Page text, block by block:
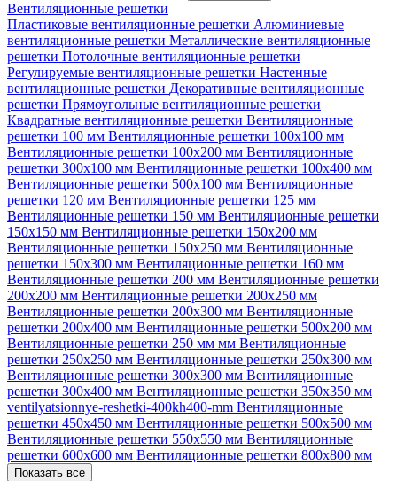
Вентиляционные решетки
Пластиковые вентиляционные решетки Алюминиевые
вентиляционные решетки Металлические вентиляционные
решетки Потолочные вентиляционные решетки
Регулируемые вентиляционные решетки Настенные
вентиляционные решетки Декоративные вентиляционные
решетки Прямоугольные вентиляционные решетки
Квадратные вентиляционные решетки Вентиляционные
решетки 100 мм Вентиляционные решетки 100х100 мм
Вентиляционные решетки 100х200 мм Вентиляционные
решетки 300х100 мм Вентиляционные решетки 100х400 мм
Вентиляционные решетки 500х100 мм Вентиляционные
решетки 120 мм Вентиляционные решетки 125 мм
Вентиляционные решетки 150 мм Вентиляционные решетки
150х150 мм Вентиляционные решетки 150х200 мм
Вентиляционные решетки 150х250 мм Вентиляционные
решетки 150х300 мм Вентиляционные решетки 160 мм
Вентиляционные решетки 200 мм Вентиляционные решетки
200х200 мм Вентиляционные решетки 200х250 мм
Вентиляционные решетки 200х300 мм Вентиляционные
решетки 200х400 мм Вентиляционные решетки 500х200 мм
Вентиляционные решетки 250 мм мм Вентиляционные
решетки 250х250 мм Вентиляционные решетки 250х300 мм
Вентиляционные решетки 300х300 мм Вентиляционные
решетки 300х400 мм Вентиляционные решетки 350х350 мм
ventilyatsionnye-reshetki-400kh400-mm Вентиляционные
решетки 450х450 мм Вентиляционные решетки 500х500 мм
Вентиляционные решетки 550х550 мм Вентиляционные
решетки 600х600 мм Вентиляционные решетки 800х800 мм
Показать все